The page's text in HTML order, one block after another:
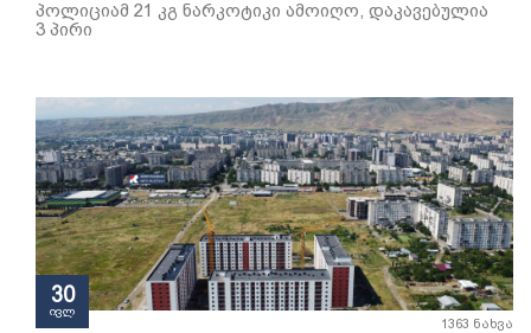
პოლიციამ 21 კგ ნარკოტიკი ამოიღო, დაკავებულია
3 პირი
30
ივლ
1363 ნახვა